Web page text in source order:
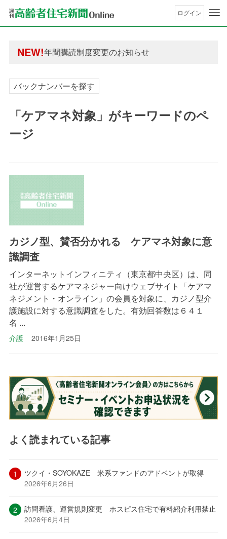
ログイン
NEW!
年間購読制度変更のお知らせ
年間購読制度変更のお知らせ
バックナンバーを探す
「ケアマネ対象」がキーワードのペ
ージ
カジノ型、賛否分かれる ケアマネ対象に意
識調査
インターネットインフィニティ（東京都中央区）は、同
社が運営するケアマネジャー向けウェブサイト「ケアマ
ネジメント・オンライン」の会員を対象に、カジノ型介
護施設に対する意識調査をした。有効回答数は６４１
名 ...
介護 2016年1月25日
よく読まれている記事
ツクイ・SOYOKAZE 米系ファンドのアドベントが取得
2026年6月26日
訪問看護、運営規則変更 ホスピス住宅で有料紹介利用禁止
2026年6月4日